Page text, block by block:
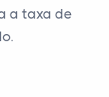
a taxa de